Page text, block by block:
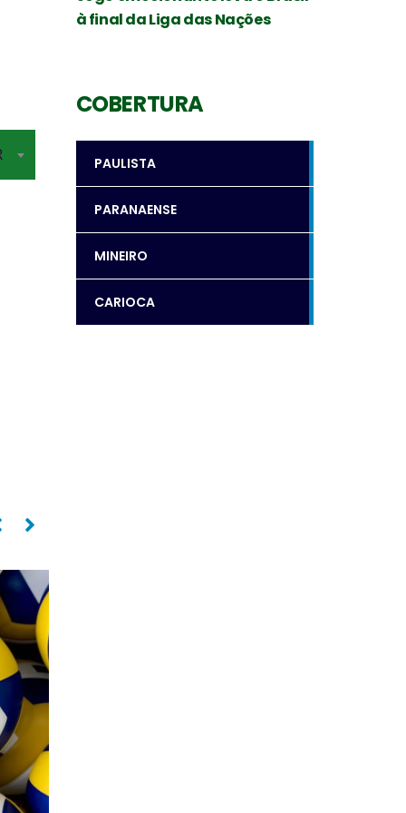
à final da Liga das Nações
COBERTURA
PAULISTA
PARANAENSE
MINEIRO
CARIOCA